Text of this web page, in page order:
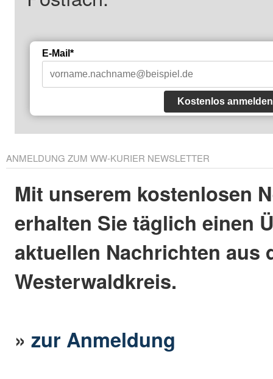
E-Mail*
Kostenlos anmelden
ANMELDUNG ZUM WW-KURIER NEWSLETTER
Mit unserem kostenlosen
erhalten Sie täglich einen
aktuellen Nachrichten aus
Westerwaldkreis.
»zur Anmeldung